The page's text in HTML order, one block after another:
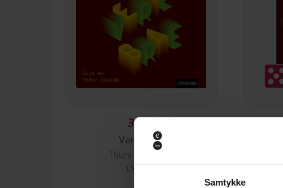
Samtykke
393,-
Vertebrae
Thure Erik Lund
LYDBOK